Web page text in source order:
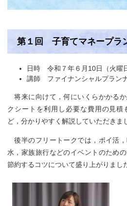
第１回 子育てマネープラ
日時 令和７年６月10日（火曜
講師 ファイナンシャルプラ
将来に向けて，何にいくらかかる
クシートを利用し必要な費用の見積
ど，分かりやすく解説していただきま
後半のフリートークでは，ポイ活
水，家族旅行などのイベントのため
節約するコツについて盛り上がりまし